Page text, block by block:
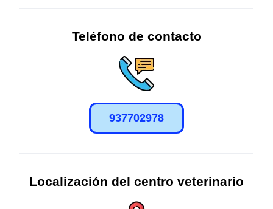
Teléfono de contacto
937702978
Localización del centro veterinario